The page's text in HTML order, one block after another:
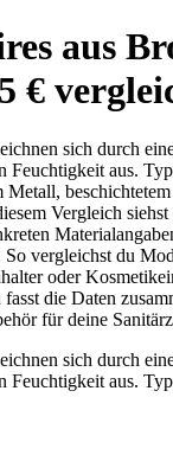
aus
€
sich durch
Feuchtigkeit aus.
Metall,
Vergleich siehst
So vergleichst du
oder
die Daten
für deine
sich durch
Feuchtigkeit aus.